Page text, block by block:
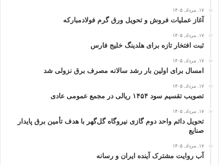
۱۷, مرداد, ۱۴۰۵
آغاز عملیات فروش و تحویل ورق گرم فولادمبارکه
۱۷, مرداد, ۱۴۰۵
ثبت افتخار تازه برای هلدینگ خلیج‌ فارس
۱۷, مرداد, ۱۴۰۵
امسال برای اولین بار رشد سالانه مصرف برق نزولی شد
۱۷, مرداد, ۱۴۰۵
تصویب تقسیم سود ۱۴۵۴ ریالی در مجمع عمومی عادی
۱۷, مرداد, ۱۴۰۵
تحویل دائم واحد دوم گازی نیروگاه گل‌گهر با هدف تأمین برق پایدار
صنایع
۱۷, مرداد, ۱۴۰۵
آب روایت مشترک آینده ایران و رسانه